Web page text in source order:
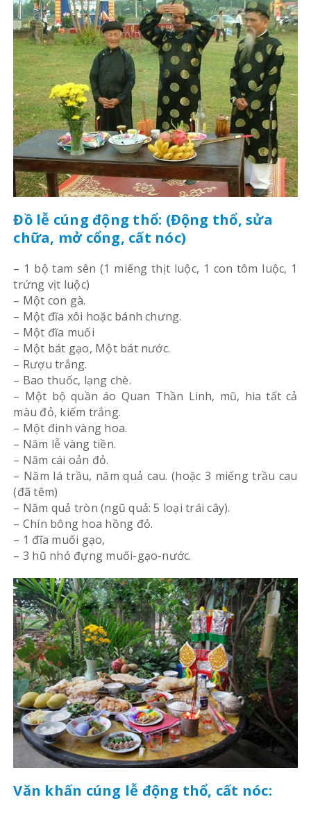
Đồ lễ cúng động thổ: (Động thổ, sửa
chữa, mở cổng, cất nóc)
– 1 bộ tam sên (1 miếng thịt luộc, 1 con tôm luộc, 1
trứng vịt luộc)
– Một con gà.
– Một đĩa xôi hoặc bánh chưng.
– Một đĩa muối
– Một bát gạo, Một bát nước.
– Rượu trắng.
– Bao thuốc, lạng chè.
– Một bộ quần áo Quan Thần Linh, mũ, hia tất cả
màu đỏ, kiếm trắng.
– Một đinh vàng hoa.
– Năm lễ vàng tiền.
– Năm cái oản đỏ.
– Năm lá trầu, năm quả cau. (hoặc 3 miếng trầu cau
(đã têm)
– Năm quả tròn (ngũ quả: 5 loại trái cây).
– Chín bông hoa hồng đỏ.
– 1 đĩa muối gạo,
– 3 hũ nhỏ đựng muối-gạo-nước.
Văn khấn cúng lễ động thổ, cất nóc: